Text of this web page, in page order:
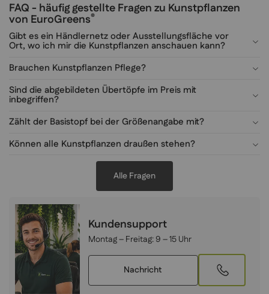
FAQ - häufig gestellte Fragen zu Kunstpflanzen
von EuroGreens®
Gibt es ein Händlernetz oder Ausstellungsfläche vor
Ort, wo ich mir die Kunstpflanzen anschauen kann?
Brauchen Kunstpflanzen Pflege?
Sind die abgebildeten Übertöpfe im Preis mit
inbegriffen?
Zählt der Basistopf bei der Größenangabe mit?
Können alle Kunstpflanzen draußen stehen?
Alle Fragen
Kundensupport
Montag – Freitag: 9 – 15 Uhr
Nachricht